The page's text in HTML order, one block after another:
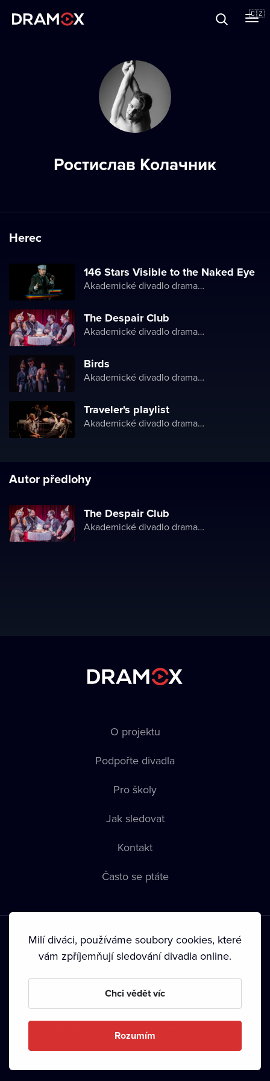
🇨🇿
Ростислав Колачник
Herec
146 Stars Visible to the Naked Eye
Akademické divadlo dramatu Lesji Ukrajinky
The Despair Club
Akademické divadlo dramatu Lesji Ukrajinky
Birds
Akademické divadlo dramatu Lesji Ukrajinky
Traveler's playlist
Akademické divadlo dramatu Lesji Ukrajinky
Autor předlohy
The Despair Club
Akademické divadlo dramatu Lesji Ukrajinky
O projektu
Podpořte divadla
Pro školy
Jak sledovat
Kontakt
Často se ptáte
Podmínky používání • Ochrana soukromí • Zásady používání
• Autorská práva•
Milí diváci, používáme soubory cookies, které
vám zpříjemňují sledování divadla online.
Chci vědět víc
Rozumím